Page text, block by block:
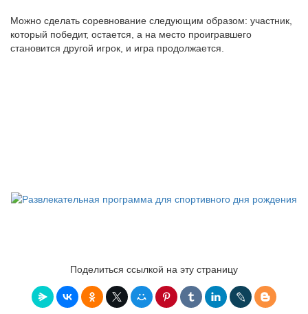
Можно сделать соревнование следующим образом: участник,
который победит, остается, а на место проигравшего
становится другой игрок, и игра продолжается.
Поделиться ссылкой на эту страницу